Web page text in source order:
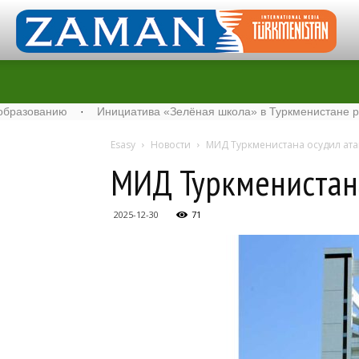
· Инициатива «Зелёная школа» в Туркменистане
Esasy Новости МИД Туркменистана осудил
МИД
2025-12-30 71